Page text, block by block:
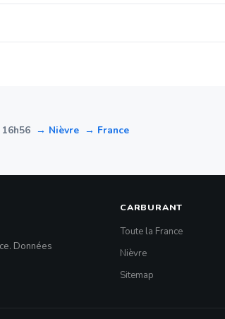
→ Nièvre → France
Données
CARBURANT
Toute la France
Nièvre
Sitemap